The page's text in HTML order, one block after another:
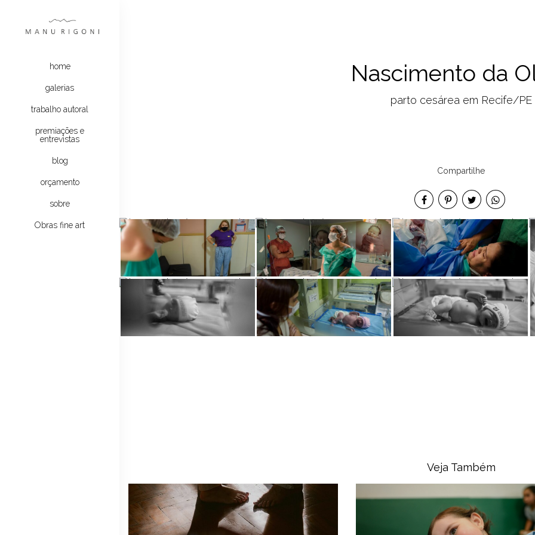
home
galerias
trabalho autoral
premiações e
entrevistas
blog
orçamento
sobre
Obras fine art
Nascimento da
parto cesárea em Recife/PE
Compartilhe
Veja Também